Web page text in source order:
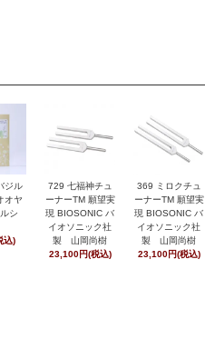
ジル
オヤ
シ
込)
729 七福神チュ
ーナーTM 願望実
現 BIOSONIC バ
イオソニック社
製 山岡尚樹
23,100円(税込)
369 ミロクチュ
ーナーTM 願望実
現 BIOSONIC バ
イオソニック社
製 山岡尚樹
23,100円(税込)